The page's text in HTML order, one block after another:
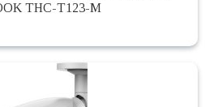
THC-T123-M